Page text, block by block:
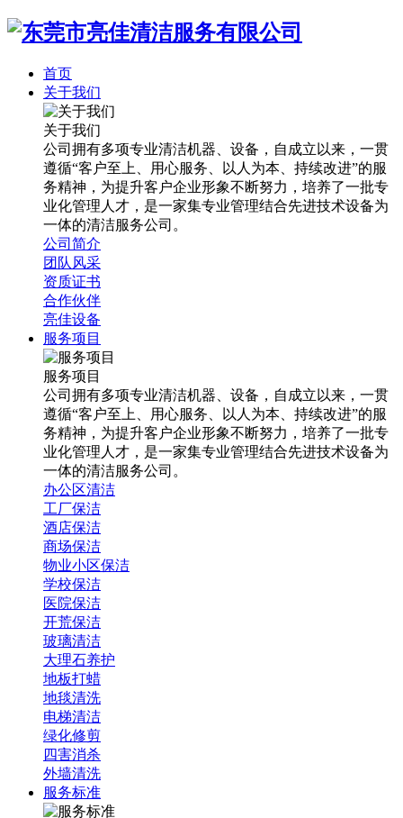
首页
关于我们
关于我们
公司拥有多项专业清洁机器、设备，自成立以来，一贯
遵循“客户至上、用心服务、以人为本、持续改进”的服
务精神，为提升客户企业形象不断努力，培养了一批专
业化管理人才，是一家集专业管理结合先进技术设备为
一体的清洁服务公司。
公司简介
团队风采
资质证书
合作伙伴
亮佳设备
服务项目
服务项目
公司拥有多项专业清洁机器、设备，自成立以来，一贯
遵循“客户至上、用心服务、以人为本、持续改进”的服
务精神，为提升客户企业形象不断努力，培养了一批专
业化管理人才，是一家集专业管理结合先进技术设备为
一体的清洁服务公司。
办公区清洁
工厂保洁
酒店保洁
商场保洁
物业小区保洁
学校保洁
医院保洁
开荒保洁
玻璃清洁
大理石养护
地板打蜡
地毯清洗
电梯清洁
绿化修剪
四害消杀
外墙清洗
服务标准